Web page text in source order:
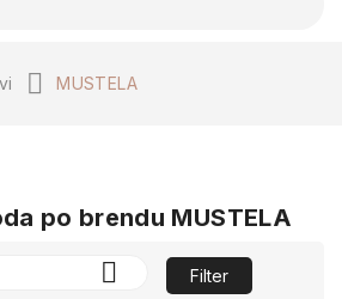
MUSTELA
po brendu MUSTELA
 Filter